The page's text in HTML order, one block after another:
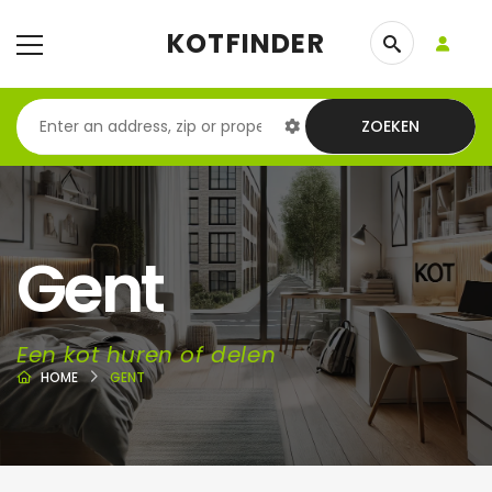
KOTFINDER
ZOEKEN
Gent
Een kot huren of delen
HOME GENT